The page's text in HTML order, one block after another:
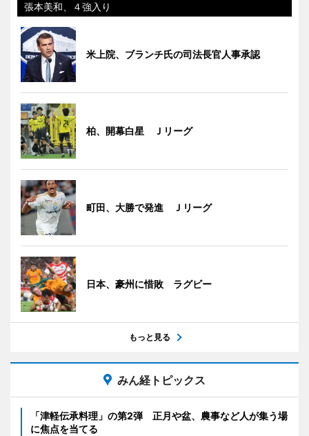
張本美和、４強入り
米上院、ブランチ氏の司法長官人事承認
柏、開幕白星 Ｊリーグ
町田、大勝で発進 Ｊリーグ
日本、豪州に惜敗 ラグビー
もっと見る
みん経トピックス
「津軽伝承料理」の第2弾 正月や盆、農事など人が集う場
に焦点を当てる